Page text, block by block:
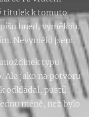
titulek k tomuto
hned, vyměknu.
Nevyměkl jsem.
typu
Ale jako na potvoru
odkládal, pustil
méně, než bylo